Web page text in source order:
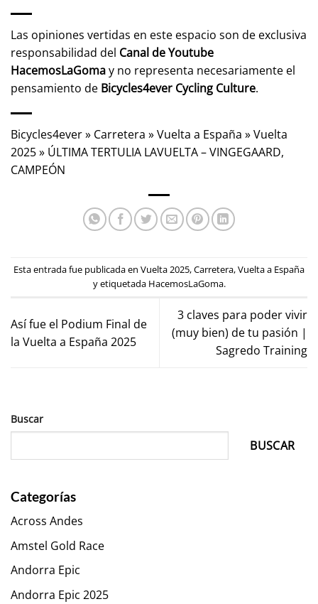
Las opiniones vertidas en este espacio son de exclusiva
responsabilidad del Canal de Youtube
HacemosLaGomay no representa necesariamente el
pensamiento de Bicycles4ever Cycling Culture.
Bicycles4ever» Carretera »Vuelta a España »Vuelta
2025» ÚLTIMA TERTULIA LAVUELTA – VINGEGAARD,
CAMPEÓN
Esta entrada fue publicada en Vuelta 2025,Carretera,Vuelta a España
y etiquetada HacemosLaGoma.
Así fue el Podium Final de
la Vuelta a España 2025
3 claves para poder vivir
(muy bien) de tu pasión |
Sagredo Training
Buscar
BUSCAR
Categorías
Across Andes
Amstel Gold Race
Andorra Epic
Andorra Epic 2025